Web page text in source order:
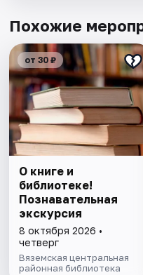
Похожие
от 30 ₽
О книге и
библиотеке!
Познавательная
экскурсия
8 октября 2026 •
четверг
Вяземская центральная
районная библиотека